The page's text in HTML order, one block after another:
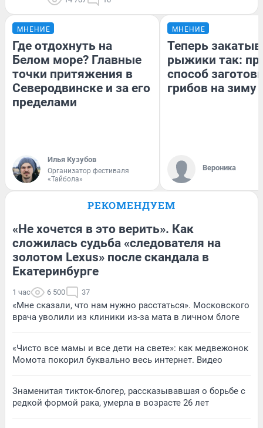
МНЕНИЕ
Где отдохнуть на
Белом море? Главные
точки притяжения в
Северодвинске и за его
пределами
Илья Кузубов
Организатор фестиваля
«Тайбола»
МНЕНИЕ
Теперь
рыжики так:
способ
грибов на зиму
Вероника
РЕКОМЕНДУЕМ
«Не хочется в это верить». Как
сложилась судьба «следователя на
золотом Lexus» после скандала в
Екатеринбурге
1 час 6 500 37
«Мне сказали, что нам нужно расстаться». Московского
врача уволили из клиники из-за мата в личном блоге
«Чисто все мамы и все дети на свете»: как медвежонок
Момота покорил буквально весь интернет. Видео
Знаменитая тикток-блогер, рассказывавшая о борьбе с
редкой формой рака, умерла в возрасте 26 лет